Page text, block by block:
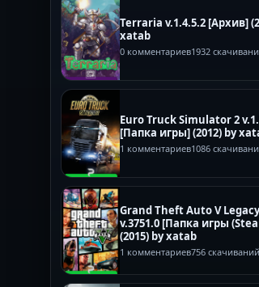
Terraria v.1.4.5.2 [Архив]
xatab
0 комментариев1932
Euro Truck Simulator 2
[Папка игры] (2012) by
1 комментариев1086
Grand Theft Auto V Legacy
v.3751.0 [Папка игры
(2015) by xatab
1 комментариев756 скачиваний